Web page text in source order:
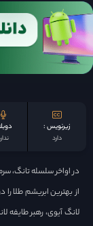
زیرنویس :
دارد
در اواخر سلسله تانگ،
از بهترین ابریشم طلا
لانگ آیوی، رهبر